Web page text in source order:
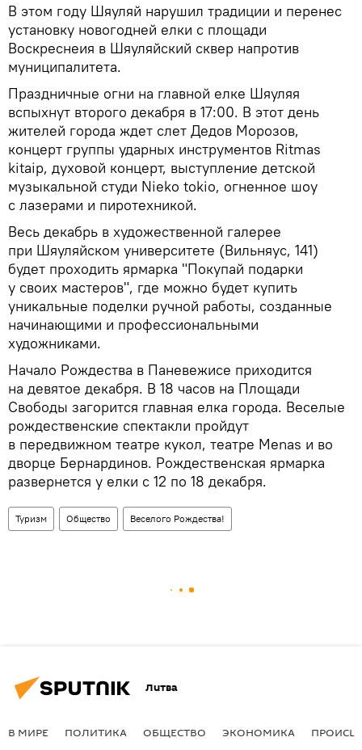
В этом году Шяуляй нарушил традиции и перенес
установку новогодней елки с площади
Воскреснеия в Шяуляйский сквер напротив
муниципалитета.
Праздничные огни на главной елке Шяуляя
вспыхнут второго декабря в 17:00. В этот день
жителей города ждет слет Дедов Морозов,
концерт группы ударных инструментов Ritmas
kitaip, духовой концерт, выступление детской
музыкальной студи Nieko tokio, огненное шоу
с лазерами и пиротехникой.
Весь декабрь в художественной галерее
при Шяуляйском университете (Вильняус, 141)
будет проходить ярмарка "Покупай подарки
у своих мастеров", где можно будет купить
уникальные поделки ручной работы, созданные
начинающими и профессиональными
художниками.
Начало Рождества в Паневежисе приходится
на девятое декабря. В 18 часов на Площади
Свободы загорится главная елка города. Веселые
рождественские спектакли пройдут
в передвижном театре кукол, театре Menas и во
дворце Бернардинов. Рождественская ярмарка
развернется у елки с 12 по 18 декабря.
Туризм Общество Веселого Рождества!
Литва
В МИРЕ ПОЛИТИКА ОБЩЕСТВО ЭКОНОМИКА